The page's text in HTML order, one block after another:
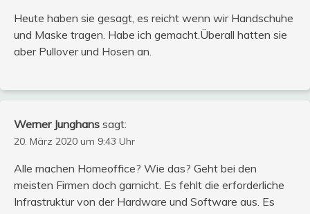
Heute haben sie gesagt, es reicht wenn wir Handschuhe
und Maske tragen. Habe ich gemacht.Überall hatten sie
aber Pullover und Hosen an.
Werner Junghans sagt:
20. März 2020 um 9:43 Uhr
Alle machen Homeoffice? Wie das? Geht bei den
meisten Firmen doch garnicht. Es fehlt die erforderliche
Infrastruktur von der Hardware und Software aus. Es